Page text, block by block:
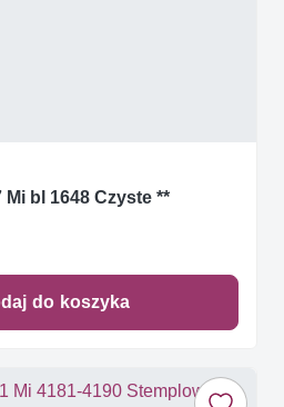
bl 1648 Czyste **
do koszyka